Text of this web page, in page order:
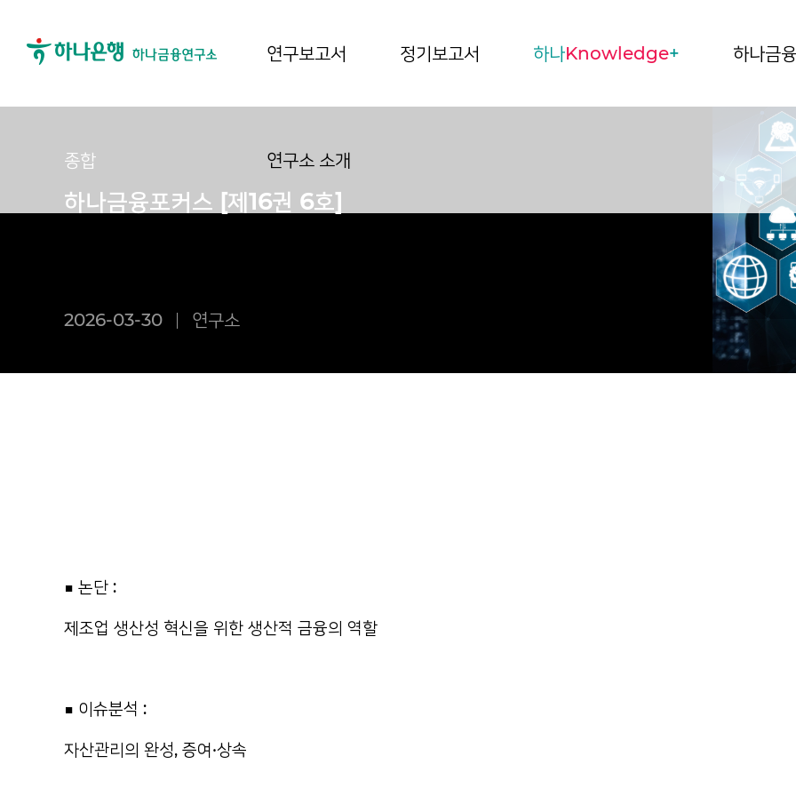
연구보고서 정기보고서 하나Knowledge+ 하나금
연구소 소개
종합
하나금융포커스 [제16권 6호]
2026-03-30 연구소
■ 논단 :
제조업 생산성 혁신을 위한 생산적 금융의 역할
■ 이슈분석 :
자산관리의 완성, 증여·상속